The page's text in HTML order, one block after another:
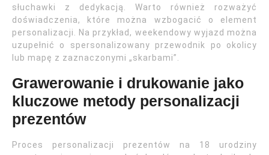
słuchawki z dedykacją. Warto również rozważyć
doświadczenia, które można wzbogacić o element
personalizacji. Na przykład, weekendowy wyjazd można
uzupełnić o spersonalizowany przewodnik po okolicy
lub mapę z zaznaczonymi „skarbami”.
Grawerowanie i drukowanie jako
kluczowe metody personalizacji
prezentów
Proces personalizacji prezentów na 18 urodziny